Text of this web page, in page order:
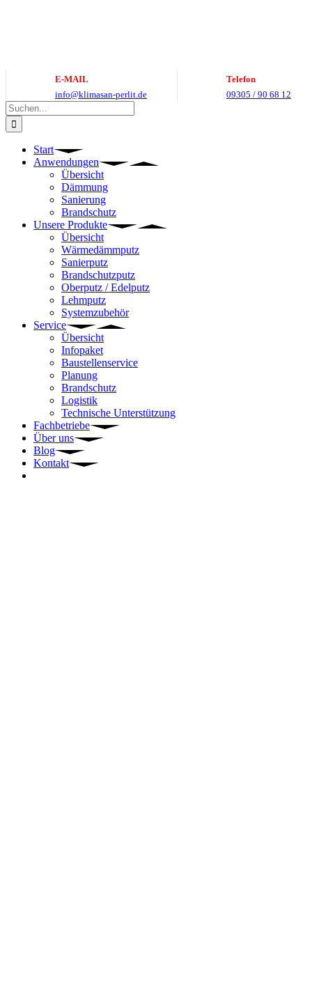
E-MAIL
info@klimasan-perlit.de
Telefon
09305 / 90 68 12
Suche
nach:
Start
Anwendungen
Übersicht
Dämmung
Sanierung
Brandschutz
Unsere Produkte
Übersicht
Wärmedämmputz
Sanierputz
Brandschutzputz
Oberputz / Edelputz
Lehmputz
Systemzubehör
Service
Übersicht
Infopaket
Baustellenservice
Planung
Brandschutz
Logistik
Technische Unterstützung
Fachbetriebe
Über uns
Blog
Kontakt